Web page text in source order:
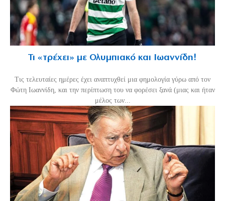
Τι «τρέχει» με Ολυμπιακό και Ιωαννίδη!
Τις τελευταίες ημέρες έχει αναπτυχθεί μια φημολογία γύρω από τον
Φώτη Ιωαννίδη, και την περίπτωση του να φορέσει ξανά (μιας και ήταν
μέλος των...